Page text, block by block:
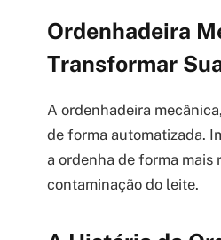
Ordenhadeira
Transformar
A ordenhadeira
de forma automatizada.
a ordenha de forma mais
contaminação do leite.